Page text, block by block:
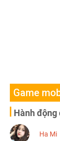
Game
Hành động
Ha Mi